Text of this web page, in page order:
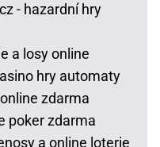
- hazardní hry
a losy online
hry automaty
zdarma
poker zdarma
a online loterie